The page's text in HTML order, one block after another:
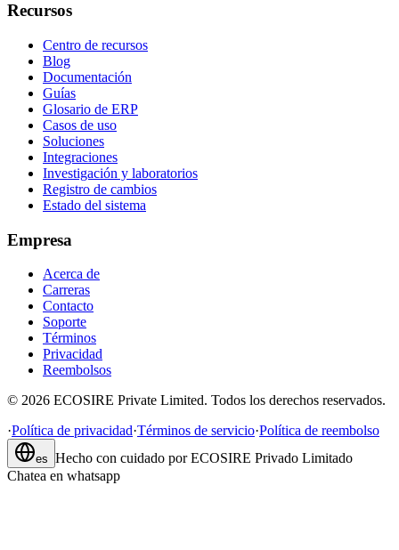
Recursos
Centro de recursos
Blog
Documentación
Guías
Glosario de ERP
Casos de uso
Soluciones
Integraciones
Investigación y laboratorios
Registro de cambios
Estado del sistema
Empresa
Acerca de
Carreras
Contacto
Soporte
Términos
Privacidad
Reembolsos
© 2026 ECOSIRE Private Limited. Todos los derechos reservados.
·Política de privacidad·Términos de servicio·Política de reembolso
es Hecho con cuidado por ECOSIRE Privado Limitado
Chatea en whatsapp